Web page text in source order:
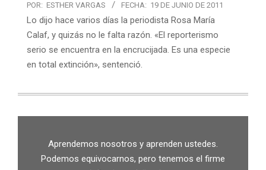
POR: ESTHER VARGAS FECHA: 19 DE JUNIO DE 2011
Lo dijo hace varios días la periodista Rosa María
Calaf, y quizás no le falta razón. «El reporterismo
serio se encuentra en la encrucijada. Es una especie
en total extinción», sentenció.
Aprendemos nosotros y aprenden ustedes.
Podemos equivocarnos, pero tenemos el firme